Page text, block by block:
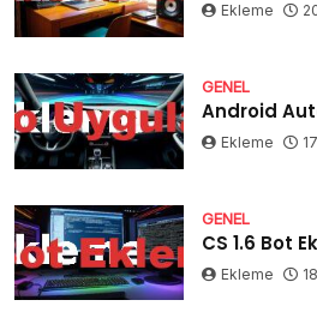
Ekleme
GENEL
Android
Ekleme
GENEL
CS 1.6 Bot
Ekleme